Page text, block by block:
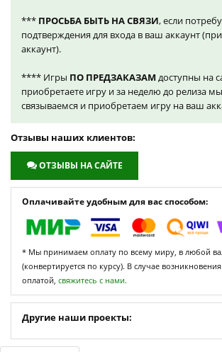
*** ПРОСЬБА БЫТЬ НА СВЯЗИ, если
подтверждения для входа в ваш аккаунт
аккаунт).
**** Игры ПО ПРЕДЗАКАЗАМ доступны на
приобретаете игру и за неделю до релиза
связываемся и приобретаем игру на ваш
Отзывы наших клиентов:
ОТЗЫВЫ НА САЙТЕ
Оплачивайте удобным для вас способом:
* Мы принимаем оплату по всему миру, в любой
(конвертируется по курсу). В случае
оплатой, свяжитесь с нами.
Другие наши проекты: